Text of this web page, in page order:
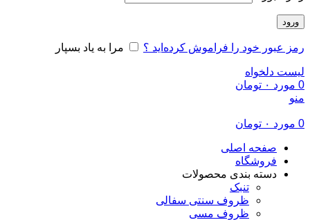
ورود
رمز عبور خود را فراموش کرده‌اید ؟ مرا به یاد بسپار
لیست دلخواه
0 مورد ۰ تومان
منو
0 مورد ۰ تومان
صفحه اصلی
فروشگاه
دسته بندی محصولات
تنبک
ظروف سنتی سفالی
ظروف مسی